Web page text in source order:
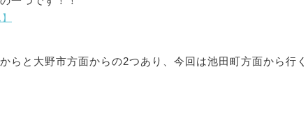
らと大野市方面からの2つあり、今回は池田町方面から行く